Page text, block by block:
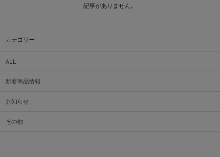
カテゴリー
ALL
新着商品情報
お知らせ
その他
記事がありません。